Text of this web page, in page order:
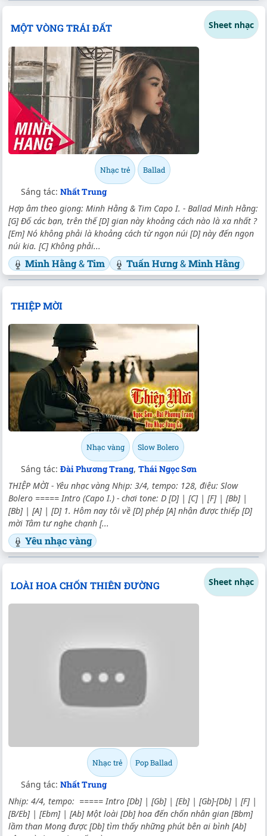
MỘT VÒNG TRÁI ĐẤT Sheet nhạc
Nhạc trẻ Ballad
Sáng tác: Nhất Trung
Hợp âm theo giọng: Minh Hằng & Tim Capo I. - Ballad Minh Hằng:
[G] Đố các bạn, trên thế [D] gian này khoảng cách nào là xa nhất ?
[Em] Nó không phải là khoảng cách từ ngọn núi [D] này đến ngọn
núi kia. [C] Không phải...
Minh Hằng&Tim Tuấn Hưng&Minh Hằng
THIỆP MỜI
Nhạc vàng Slow Bolero
Sáng tác: Đài Phương Trang, Thái Ngọc Sơn
THIỆP MỜI - Yêu nhạc vàng Nhịp: 3/4, tempo: 128, điệu: Slow
Bolero ===== Intro (Capo I.) - chơi tone: D [D] | [C] | [F] | [Bb] |
[Bb] | [A] | [D] 1. Hôm nay tôi về [D] phép [A] nhận được thiếp [D]
mời Tâm tư nghe chạnh [...
Yêu nhạc vàng
LOÀI HOA CHỐN THIÊN ĐƯỜNG Sheet nhạc
Nhạc trẻ Pop Ballad
Sáng tác: Nhất Trung
Nhịp: 4/4, tempo: ===== Intro [Db] | [Gb] | [Eb] | [Gb]-[Db] | [F] |
[B/Eb] | [Ebm] | [Ab] Một loài [Db] hoa đến chốn nhân gian [Bbm]
lầm than Mong được [Db] tìm thấу những phút bên ai bình [Ab]